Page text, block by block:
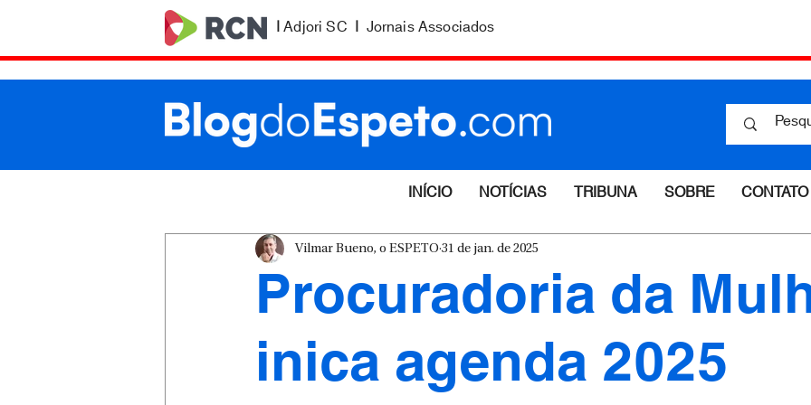
|Adjori SC | Jornais Associados
INÍCIO NOTÍCIAS TRIBUNA SOBRE CONTATO
Procuradoria da
inica agenda 2025
Vilmar Bueno, o ESPETO 31 de jan. de 2025